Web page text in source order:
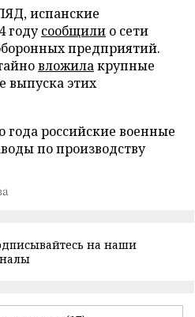
испанские
годусообщили о сети
предприятий.
вложилакрупные
выпуска этих
российские военные
по производству
на наши